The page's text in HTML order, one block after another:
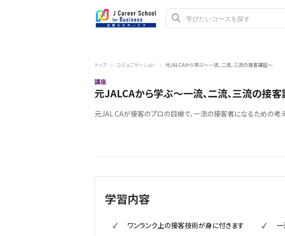
トップ コミュニケーション 元JALCAから学ぶ～一流、二流、三流の接客講座～
講座
元JALCAから学ぶ～一流、二流、三流の接
元JAL CAが接客のプロの目線で、一流の接客者になるための考
学習内容
ワンランク上の接客技術が身に付きます